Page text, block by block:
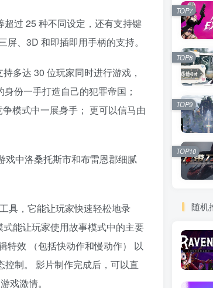
过 25 种不同设定，还有支持键
、3D 和即插即用手柄的支持。
多达 30 位玩家同时进行游戏，
份一手打造自己的犯罪帝国；
模式中一展身手； 更可以信马由
戏中洛桑托斯市和布雷恩郡细腻
具，它能让玩家快速轻松地录
能让玩家使用故事模式中的主要
特效 （包括快动作和慢动作） 以
制。 影片制作完成后，可以直
戏激情。
TOP7
TOP8
TOP9
TOP10
随机